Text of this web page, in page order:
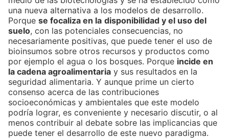
una nueva alternativa a los modelos de desarrollo.
Porque se focaliza en la disponibilidad y el uso del
suelo, con las potenciales consecuencias, no
necesariamente positivas, que puede tener el uso de
bioinsumos sobre otros recursos y productos como
por ejemplo el agua o los bosques. Porque incide en
la cadena agroalimentaria y sus resultados en la
seguridad alimentaria. Y aunque prime un cierto
consenso acerca de las contribuciones
socioeconómicas y ambientales que este modelo
podría lograr, es conveniente y necesario discutir, o al
menos contribuir al debate sobre las implicancias que
puede tener el desarrollo de este nuevo paradigma.